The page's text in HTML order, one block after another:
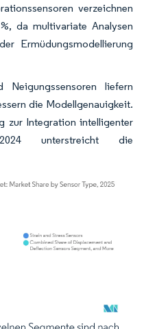
verzeichnen
da multivariate Analysen
Ermüdungsmodellierung
Neigungssensoren liefern
die Modellgenauigkeit.
zur Integration intelligenter
unterstreicht die